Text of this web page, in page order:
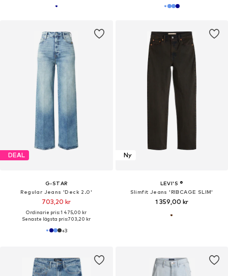
DEAL
G-STAR
Regular Jeans 'Deck 2.0'
703,20 kr
Ordinarie pris: 1 475,00 kr
Senaste lägsta pris:703,20 kr
+3
Ny
LEVI'S ®
Slimfit Jeans 'RIBCAGE SLIM'
1 359,00 kr